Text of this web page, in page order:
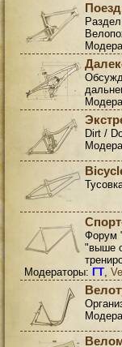
Dirt /
Форум
"выше
Модераторы: ГТ,